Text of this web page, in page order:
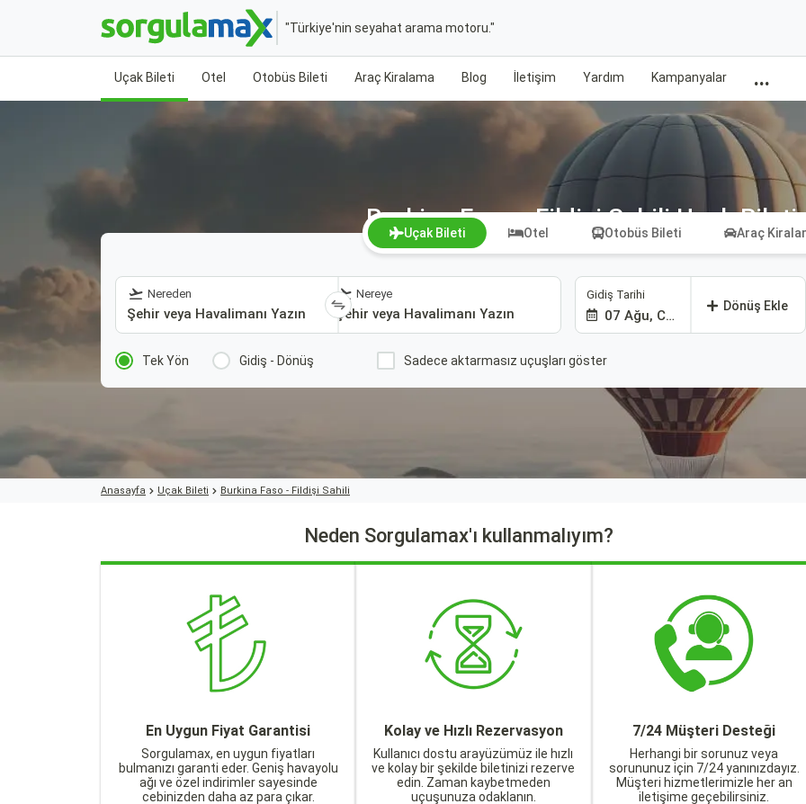
"Türkiye'nin seyahat arama motoru."
Uçak Bileti Otel Otobüs Bileti Araç Kiralama Blog İletişim Yardım Kampanyalar ...
Burkina Faso - Fildişi Sahili Uçak Bileti
Uçak Bileti Otel Otobüs Bileti Araç
Nereden Nereye Gidiş Tarihi
07 Ağu, Cum
Dönüş Ekle
Tek Yön Gidiş - Dönüş Sadece aktarmasız uçuşları göster
Anasayfa Uçak Bileti Burkina Faso - Fildişi Sahili
Neden Sorgulamax'ı kullanmalıyım?
En Uygun Fiyat Garantisi
Sorgulamax, en uygun fiyatları
bulmanızı garanti eder. Geniş havayolu
ağı ve özel indirimler sayesinde
cebinizden daha az para çıkar.
Kolay ve Hızlı Rezervasyon
Kullanıcı dostu arayüzümüz ile hızlı
ve kolay bir şekilde biletinizi rezerve
edin. Zaman kaybetmeden
uçuşunuza odaklanın.
7/24 Müşteri Desteği
Herhangi bir sorunuz veya
sorununuz için 7/24 yanınızdayız.
Müşteri hizmetlerimizle her an
iletişime geçebilirsiniz.